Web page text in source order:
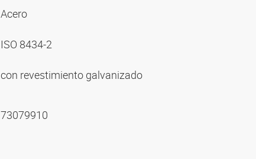
Acero
ISO 8434-2
con revestimiento galvanizado
73079910